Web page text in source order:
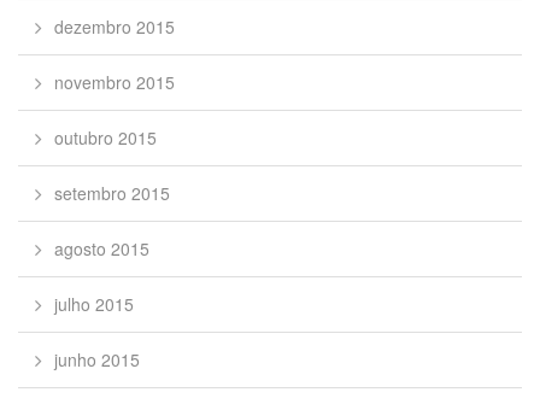
dezembro 2015
novembro 2015
outubro 2015
setembro 2015
agosto 2015
julho 2015
junho 2015